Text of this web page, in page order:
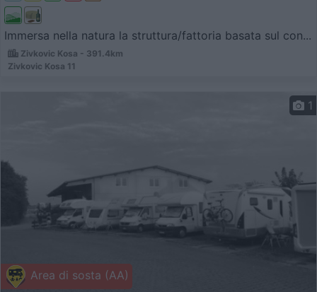
Immersa nella natura la struttura/fattoria basata sul con...
Zivkovic Kosa - 391.4km
Zivkovic Kosa 11
Area di sosta (AA)
1